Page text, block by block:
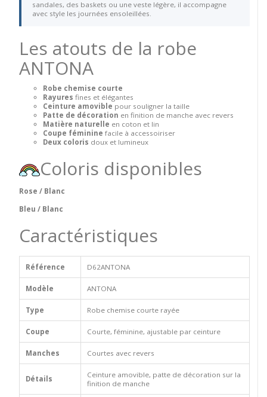
sandales, des baskets ou une veste légère, il accompagne
avec style les journées ensoleillées.
Les atouts de la robe
ANTONA
Robe chemise courte
Rayures fines et élégantes
Ceinture amovible pour souligner la taille
Patte de décoration en finition de manche avec revers
Matière naturelle en coton et lin
Coupe féminine facile à accessoiriser
Deux coloris doux et lumineux
Coloris disponibles
Rose / Blanc
Bleu / Blanc
Caractéristiques
Référence D62ANTONA
Modèle ANTONA
Type Robe chemise courte rayée
Coupe Courte, féminine, ajustable par ceinture
Manches Courtes avec revers
Détails
Ceinture amovible, patte de décoration sur la
finition de manche